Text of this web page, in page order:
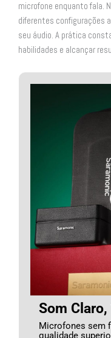
microfone enquanto fala.
diferentes configurações
seu áudio. A prática
habilidades e alcançar
Som
Microfones sem
qualidade